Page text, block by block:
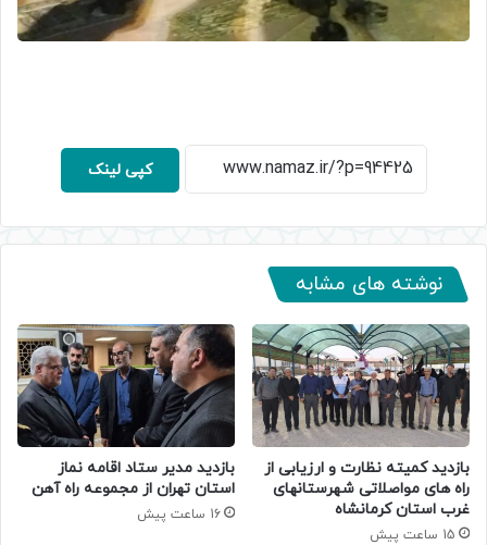
کپی لینک
نوشته های مشابه
بازدید کمیته نظارت و ارزیابی از
راه های مواصلاتی شهرستانهای
غرب استان کرمانشاه
15 ساعت پیش
بازدید مدیر ستاد اقامه نماز
استان تهران از مجموعه راه آهن
16 ساعت پیش